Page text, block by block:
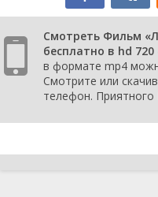
Смотреть Фильм
бесплатно в hd 720
в формате mp4
Смотрите или
телефон.